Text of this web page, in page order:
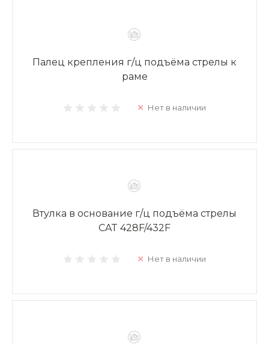
Палец крепления г/ц подъёма стрелы к
раме
Нет в наличии
Втулка в основание г/ц подъёма стрелы
CAT 428F/432F
Нет в наличии